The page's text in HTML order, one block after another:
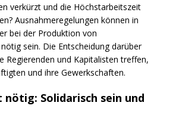
verkürzt und die Höchstarbeitszeit
Ausnahmeregelungen können in
bei der Produktion von
sein. Die Entscheidung darüber
Regierenden und Kapitalisten treffen,
und ihre Gewerkschaften.
Solidarisch sein und